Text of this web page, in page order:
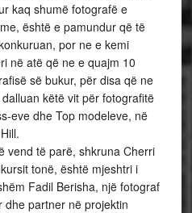
kaq shumë fotografë e
është e pamundur që të
por ne e kemi
në atë që ne e quajm 10
së bukur, për disa që ne
këtë vit për fotografitë
eve dhe Top modeleve, në
vend të parë, shkruna Cherri
tonë, është mjeshtri i
Fadil Berisha, një fotograf
partner në projektin